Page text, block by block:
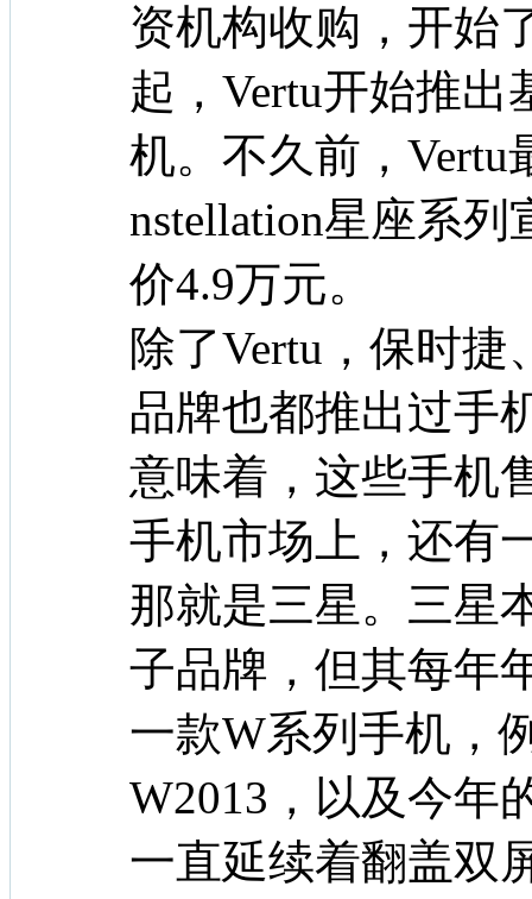
资机构收购，开始
起，Vertu开始推
机。不久前，Vertu
nstellation星座系
价4.9万元。
除了Vertu，保时
品牌也都推出过手
意味着，这些手机
手机市场上，还有
那就是三星。三星
子品牌，但其每年
一款W系列手机，
W2013，以及今年
一直延续着翻盖双